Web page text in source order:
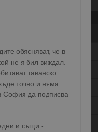
обясняват, че в
не я бил виждал.
таванско
точно и няма
София да подписва
и същи -